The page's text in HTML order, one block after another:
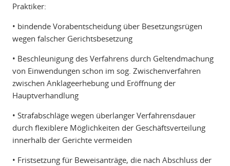
Praktiker:
• bindende Vorabentscheidung über Besetzungsrügen
wegen falscher Gerichtsbesetzung
• Beschleunigung des Verfahrens durch Geltendmachung
von Einwendungen schon im sog. Zwischenverfahren
zwischen Anklageerhebung und Eröffnung der
Hauptverhandlung
• Strafabschläge wegen überlanger Verfahrensdauer
durch flexiblere Möglichkeiten der Geschäftsverteilung
innerhalb der Gerichte vermeiden
• Fristsetzung für Beweisanträge, die nach Abschluss der